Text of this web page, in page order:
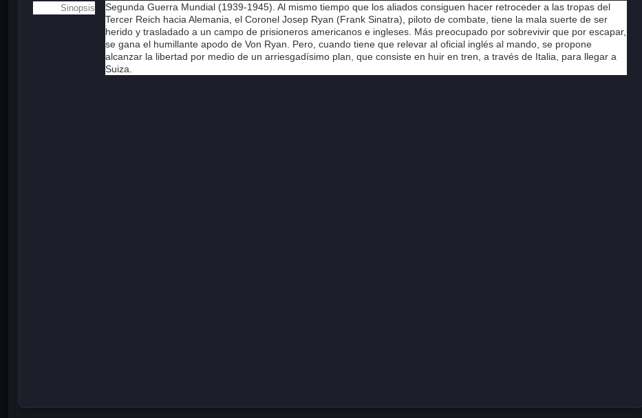
Sinopsis
Segunda Guerra Mundial (1939-1945). Al mismo tiempo que los aliados consiguen hacer retroceder a las tropas del
Tercer Reich hacia Alemania, el Coronel Josep Ryan (Frank Sinatra), piloto de combate, tiene la mala suerte de ser
herido y trasladado a un campo de prisioneros americanos e ingleses. Más preocupado por sobrevivir que por escapar,
se gana el humillante apodo de Von Ryan. Pero, cuando tiene que relevar al oficial inglés al mando, se propone
alcanzar la libertad por medio de un arriesgadísimo plan, que consiste en huir en tren, a través de Italia, para llegar a
Suiza.